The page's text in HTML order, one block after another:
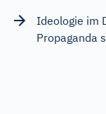
Ideologie im
Propaganda